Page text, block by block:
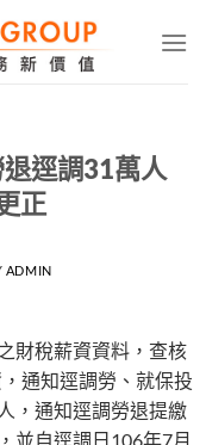
逕調31萬人
正
ADMIN
財稅薪資資料，查核
通知逕調勞、就保投
，通知逕調勞退提繳
並自逕調日106年7月